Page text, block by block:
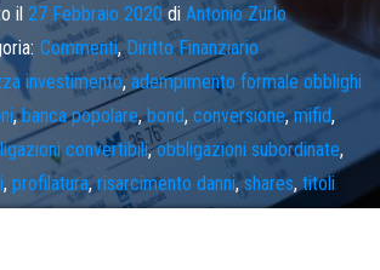
il 27 Febbraio 2020 di Antonio Zurlo
Commenti,Diritto Finanziario
investimento, adempimento formale obblighi
,banca popolare,bond, conversione, mifid,
convertibili,obbligazioni subordinate,
, profilatura,risarcimento danni,shares, titoli